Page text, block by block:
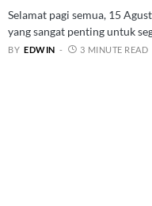
Selamat pagi semua, 15
yang sangat penting untuk
BY EDWIN 3 MINUTE READ